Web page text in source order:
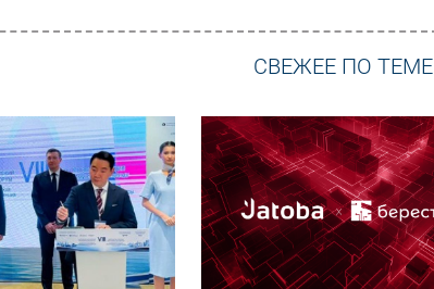
СВЕЖЕЕ ПО ТЕМЕ